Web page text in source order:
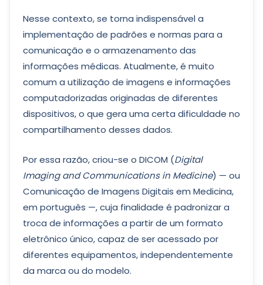
Nesse contexto, se torna indispensável a
implementação de padrões e normas para a
comunicação e o armazenamento das
informações médicas. Atualmente, é muito
comum a utilização de imagens e informações
computadorizadas originadas de diferentes
dispositivos, o que gera uma certa dificuldade no
compartilhamento desses dados.
Por essa razão, criou-se o DICOM (Digital
Imaging and Communications in Medicine) — ou
Comunicação de Imagens Digitais em Medicina,
em português —, cuja finalidade é padronizar a
troca de informações a partir de um formato
eletrônico único, capaz de ser acessado por
diferentes equipamentos, independentemente
da marca ou do modelo.